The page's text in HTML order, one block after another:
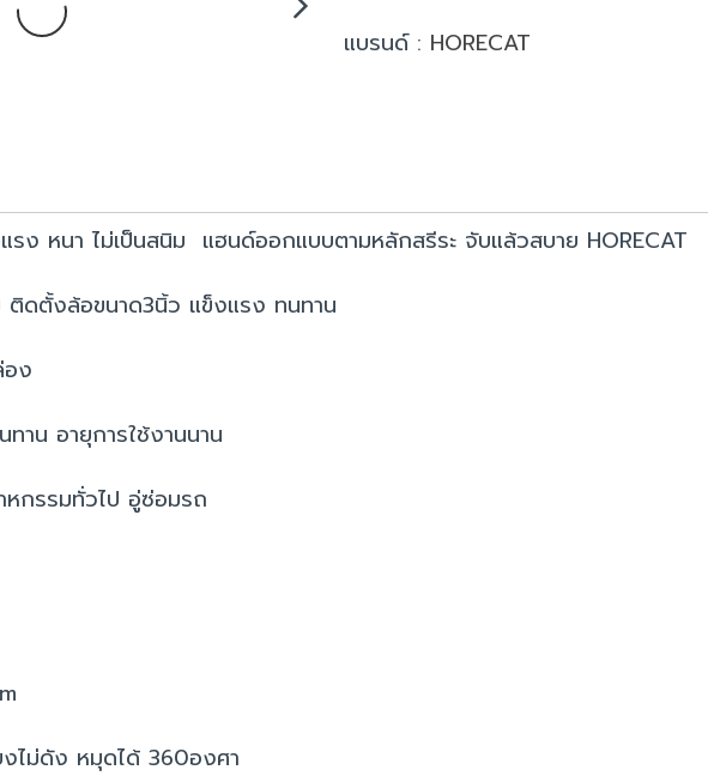
แบรนด์ : HORECAT
รง หนา ไม่เป็นสนิม แฮนด์ออกแบบตามหลักสรีระ จับแล้วสบาย HORECAT
ติดตั้งล้อขนาด3นิ้ว แข็งแรง ทนทาน
อง
าน อายุการใช้งานนาน
หกรรมทั่วไป อู่ซ่อมรถ
ไม่ดัง หมุดได้ 360องศา